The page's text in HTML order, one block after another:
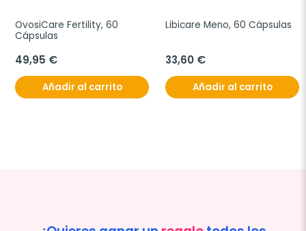
OvosiCare Fertility, 60
Cápsulas
49,95 €
Añadir al carrito
Libicare Meno, 60 Cápsulas
33,60 €
Añadir al carrito